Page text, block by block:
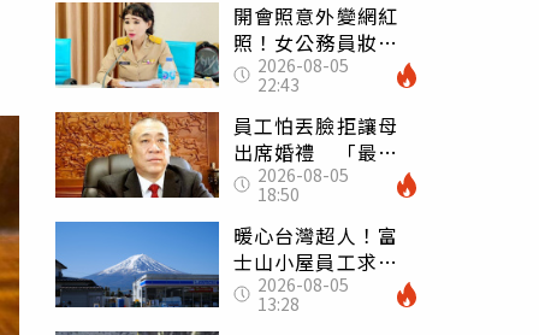
開會照意外變網紅
照！女公務員妝容
掀2千則留言 本人
怒嗆：化妝有錯嗎
2026-08-05
22:43
員工怕丟臉拒讓母
出席婚禮 「最愛
發錢老闆」震怒開
除：我看不起你
2026-08-05
18:50
暖心台灣超人！富
士山小屋員工求助
「想活下去」 山
友狂背物資上山：
2026-08-05
13:28